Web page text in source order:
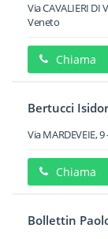
Via CAVALIERI DI
Veneto
Chiama
Bertucci
Via MARDEVEIE, 9
Chiama
Bollettin